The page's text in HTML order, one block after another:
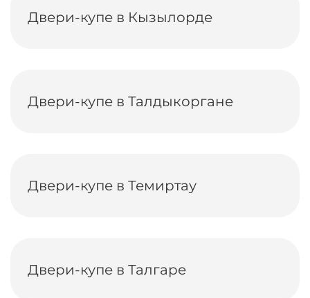
Двери-купе в Кызылорде
Двери-купе в Талдыкоргане
Двери-купе в Темиртау
Двери-купе в Талгаре